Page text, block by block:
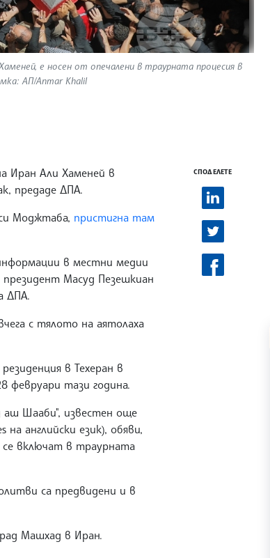
е носен от опечалени в траурната процесия в
АП/Anmar Khalil
Иран Али Хаменей в
предаде ДПА.
Моджтаба, пристигна там
в местни медии
Масуд Пезешкиан
ДПА.
с тялото на аятолаха
в Техеран в
февруари тази година.
Шааби", известен още
английски език), обяви,
се включат в траурната
са предвидени и в
Машхад в Иран.
СПОДЕЛЕТЕ